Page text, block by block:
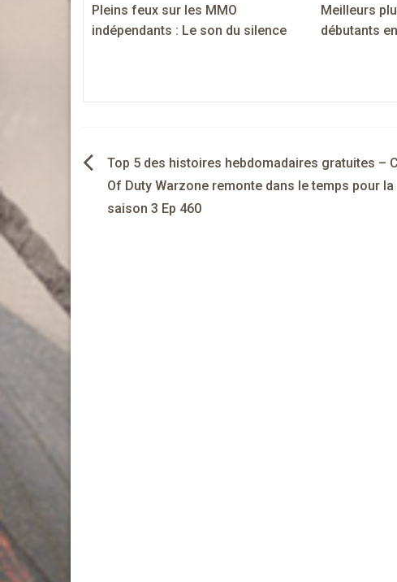
Pleins feux sur les MMO
indépendants : Le son du silence
Meilleurs
débutants
Navigation
de
l’article
Top 5 des histoires hebdomadaires gratuites –
Of Duty Warzone remonte dans le temps pour la
saison 3 Ep 460